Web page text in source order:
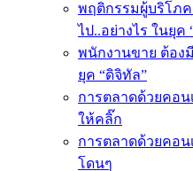
พฤติกรรมผู้บริโภค
ไป..อย่างไร ในยุค
พนักงานขาย ต้อง
ยุค “ดิจิทัล”
การตลาดด้วยคอ
ให้คลิ๊ก
การตลาดด้วยคอ
โดนๆ